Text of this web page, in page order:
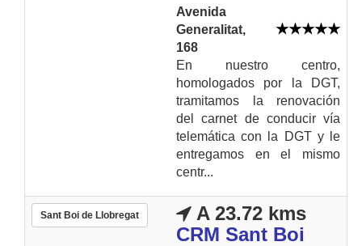
Avenida
Generalitat,
168
En nuestro centro,
homologados por la DGT,
tramitamos la renovación
del carnet de conducir vía
telemática con la DGT y le
entregamos en el mismo
centr...
Sant Boi de Llobregat
A 23.72 kms
CRM Sant Boi